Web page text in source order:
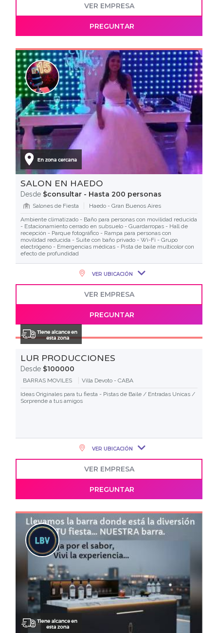
VER EMPRESA
PREGUNTAR
SALON EN HAEDO
Desde $consultar - Hasta 200 personas
Salones de Fiesta
Haedo - Gran Buenos Aires
Ambiente climatizado - Baño para personas con movilidad reducida
- Estacionamiento cerrado en subsuelo - Guardarropas - Hall de
recepción - Parque fotográfico - Rampa para personas con
movilidad reducida - Suite con baño privado - Wi-Fi - Grupo
electrógeno - Emergencias médicas - Pista de baile multicolor con
efecto de profundidad
VER UBICACIÓN
VER EMPRESA
PREGUNTAR
LUR PRODUCCIONES
Desde $100000
BARRAS MOVILES
Villa Devoto - CABA
Ideas Originales para tu fiesta - Pistas de Baile / Entradas Unicas /
Sorprende a tus amigos
VER UBICACIÓN
VER EMPRESA
PREGUNTAR